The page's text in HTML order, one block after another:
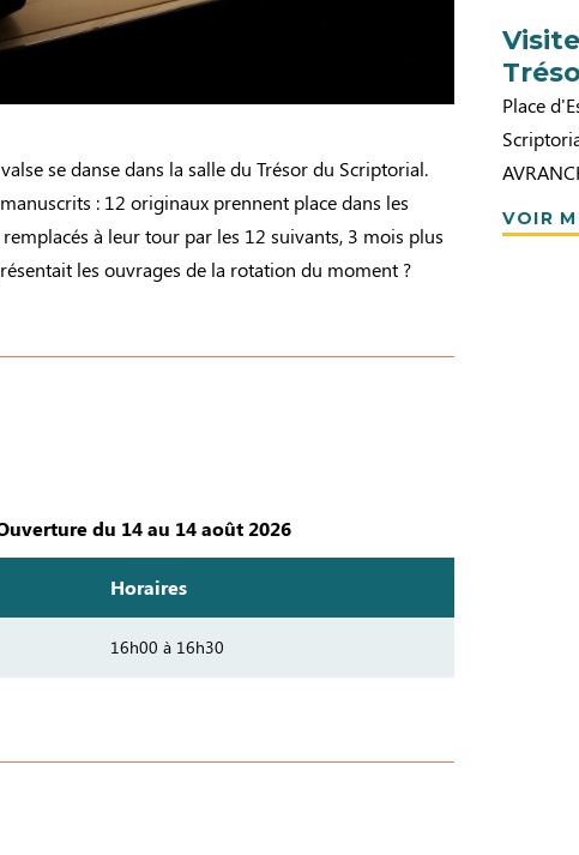
se danse dans la salle du Trésor du Scriptorial.
: 12 originaux prennent place dans les
à leur tour par les 12 suivants, 3 mois plus
les ouvrages de la rotation du moment ?
du 14 au 14 août 2026
Horaires
16h00 à 16h30
Place
VOIR